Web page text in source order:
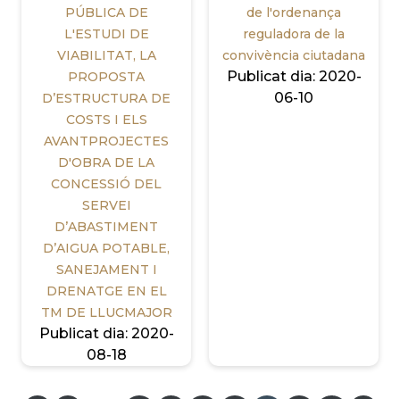
PÚBLICA DE
L'ESTUDI DE
VIABILITAT, LA
PROPOSTA
D’ESTRUCTURA DE
COSTS I ELS
AVANTPROJECTES
D'OBRA DE LA
CONCESSIÓ DEL
SERVEI
D’ABASTIMENT
D’AIGUA POTABLE,
SANEJAMENT I
DRENATGE EN EL
TM DE LLUCMAJOR
Publicat dia: 2020-
08-18
de l'ordenança
reguladora de la
convivència ciutadana
Publicat dia: 2020-
06-10